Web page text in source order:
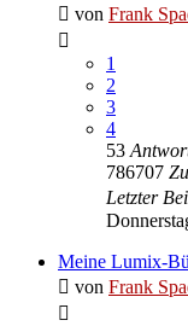
von Frank
1
2
3
4
53
786707
Letzter
Meine Lumix-
von Frank